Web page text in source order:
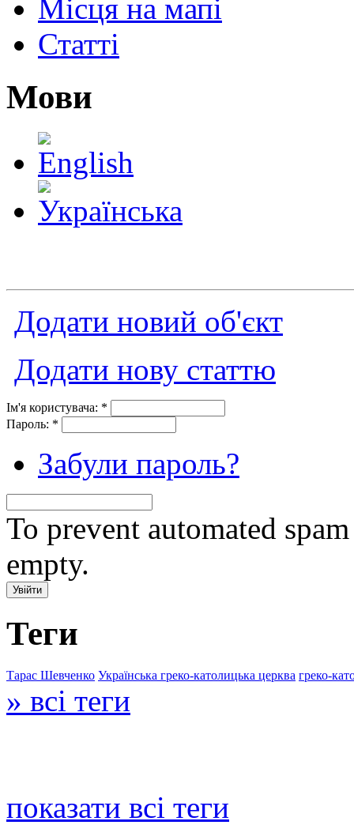
Місця на мапі
Статті
Мови
Додати новий об'єкт
Додати нову статтю
Ім'я користувача: *
Пароль: *
Забули пароль?
To prevent automated
empty.
Теги
Тарас Шевченко Українська греко-католицька церква греко-
» всі теги
показати всі теги